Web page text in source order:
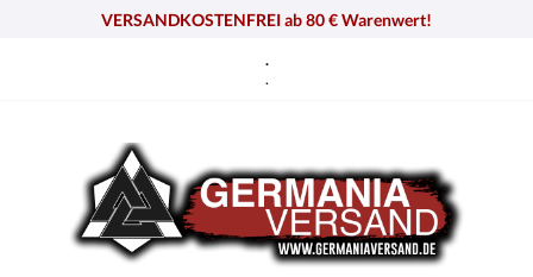
VERSANDKOSTENFREI ab 80 € Warenwert!
.
.